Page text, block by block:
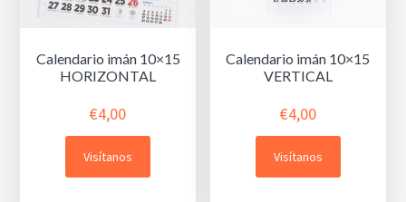
Calendario imán 10×15
HORIZONTAL
€4,00
Visítanos
Calendario imán 10×15
VERTICAL
€4,00
Visítanos